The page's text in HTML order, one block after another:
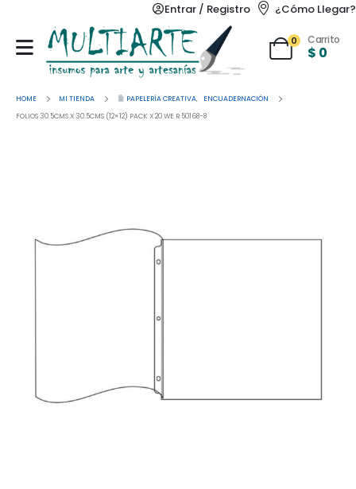
Entrar / Registro ¿Cómo Llegar?
0 Carrito
$ 0
HOME MI TIENDA PAPELERÍA CREATIVA,
ENCUADERNACIÓN
FOLIOS 30.5CMS X 30.5CMS (12×12) PACK X 20 WE R 50168-8